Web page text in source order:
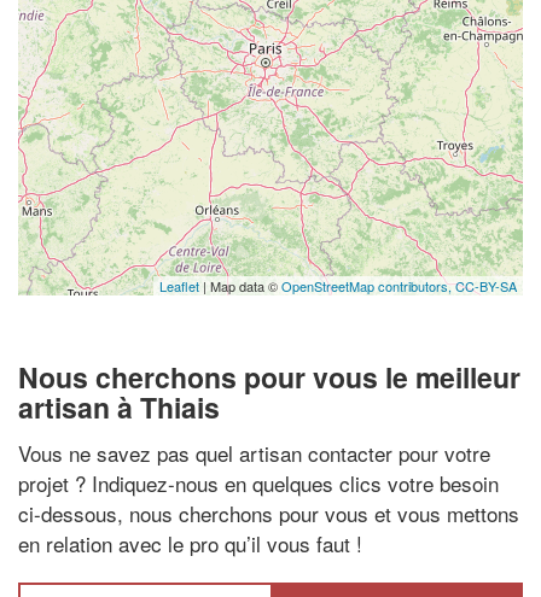
Leaflet | Map data ©OpenStreetMap contributors,CC-BY-SA
Nous cherchons pour vous le meilleur
artisan à Thiais
Vous ne savez pas quel artisan contacter pour votre
projet ? Indiquez-nous en quelques clics votre besoin
ci-dessous, nous cherchons pour vous et vous mettons
en relation avec le pro qu’il vous faut !